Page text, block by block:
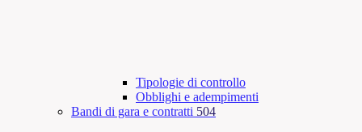
Tipologie di controllo
Obblighi e adempimenti
Bandi di gara e contratti 504